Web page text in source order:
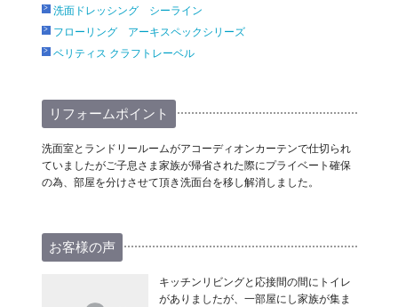
洗面ドレッシング シーライン
フローリング アーキスペックシリーズ
ベリティス クラフトレーベル
リフォームポイント
洗面室とランドリールームがアコーディオンカーテンで仕切られ
ていましたがご子息さま家族が帰省された際にプライベート確保
の為、部屋を分けさせて頂き洗面台を移し解消しました。
お客様の声
キッチンリビングと応接間の間にトイレ
がありましたが、一部屋にし家族が集ま